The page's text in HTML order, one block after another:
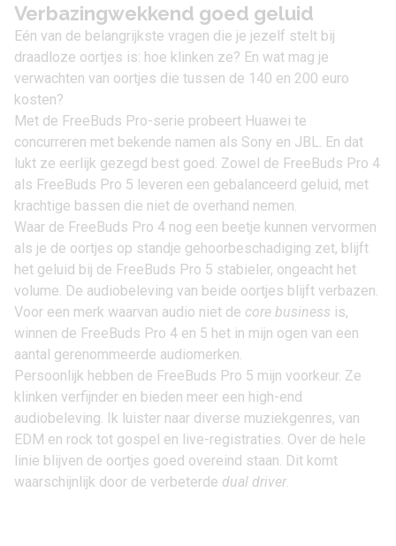
Verbazingwekkend goed geluid
Eén van de belangrijkste vragen die je jezelf stelt bij
draadloze oortjes is: hoe klinken ze? En wat mag je
verwachten van oortjes die tussen de 140 en 200 euro
kosten?
Met de FreeBuds Pro-serie probeert Huawei te
concurreren met bekende namen als Sony en JBL. En dat
lukt ze eerlijk gezegd best goed. Zowel de FreeBuds Pro 4
als FreeBuds Pro 5 leveren een gebalanceerd geluid, met
krachtige bassen die niet de overhand nemen.
Waar de FreeBuds Pro 4 nog een beetje kunnen vervormen
als je de oortjes op standje gehoorbeschadiging zet, blijft
het geluid bij de FreeBuds Pro 5 stabieler, ongeacht het
volume. De audiobeleving van beide oortjes blijft verbazen.
Voor een merk waarvan audio niet de core business is,
winnen de FreeBuds Pro 4 en 5 het in mijn ogen van een
aantal gerenommeerde audiomerken.
Persoonlijk hebben de FreeBuds Pro 5 mijn voorkeur. Ze
klinken verfijnder en bieden meer een high-end
audiobeleving. Ik luister naar diverse muziekgenres, van
EDM en rock tot gospel en live-registraties. Over de hele
linie blijven de oortjes goed overeind staan. Dit komt
waarschijnlijk door de verbeterde dual driver.